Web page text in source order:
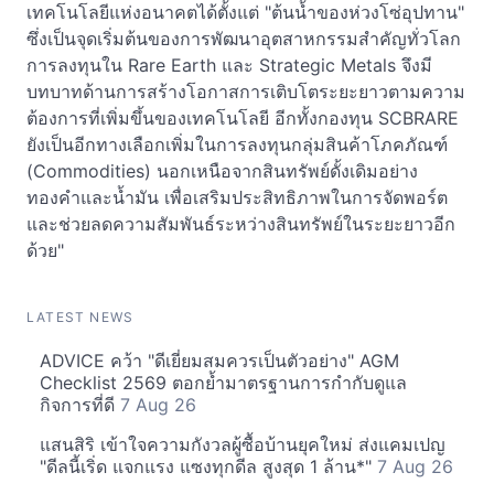
เทคโนโลยีแห่งอนาคตได้ตั้งแต่ "ต้นน้ำของห่วงโซ่อุปทาน"
ซึ่งเป็นจุดเริ่มต้นของการพัฒนาอุตสาหกรรมสำคัญทั่วโลก
การลงทุนใน Rare Earth และ Strategic Metals จึงมี
บทบาทด้านการสร้างโอกาสการเติบโตระยะยาวตามความ
ต้องการที่เพิ่มขึ้นของเทคโนโลยี อีกทั้งกองทุน SCBRARE
ยังเป็นอีกทางเลือกเพิ่มในการลงทุนกลุ่มสินค้าโภคภัณฑ์
(Commodities) นอกเหนือจากสินทรัพย์ดั้งเดิมอย่าง
ทองคำและน้ำมัน เพื่อเสริมประสิทธิภาพในการจัดพอร์ต
และช่วยลดความสัมพันธ์ระหว่างสินทรัพย์ในระยะยาวอีก
ด้วย"
LATEST NEWS
ADVICE คว้า "ดีเยี่ยมสมควรเป็นตัวอย่าง" AGM
Checklist 2569 ตอกย้ำมาตรฐานการกำกับดูแล
กิจการที่ดี 7 Aug 26
แสนสิริ เข้าใจความกังวลผู้ซื้อบ้านยุคใหม่ ส่งแคมเปญ
"ดีลนี้เริ่ด แจกแรง แซงทุกดีล สูงสุด 1 ล้าน*" 7 Aug 26